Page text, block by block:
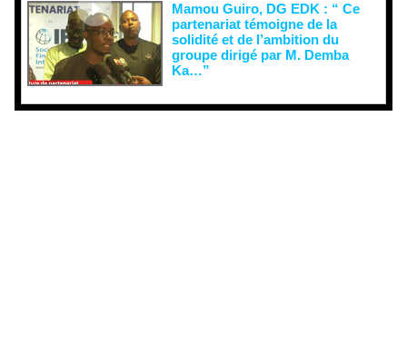
Mamou Guiro, DG EDK : “ Ce
partenariat témoigne de la
solidité et de l’ambition du
groupe dirigé par M. Demba
Ka…”